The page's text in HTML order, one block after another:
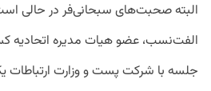
البته صحبت‌های سبحانی‌فر در حالی
الفت‌نسب، عضو هیات مدیره اتحادیه
جلسه با شرکت پست و وزارت ارتباطات